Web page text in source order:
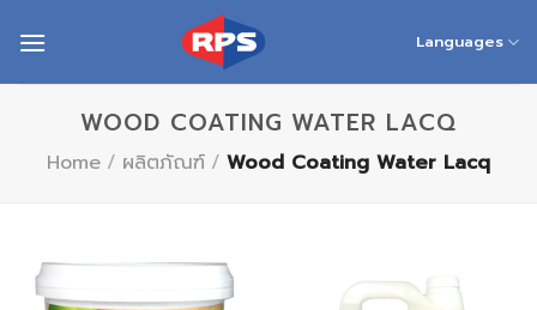
Languages
WOOD COATING WATER LACQ
Home / ผลิตภัณฑ์ / Wood Coating Water Lacq